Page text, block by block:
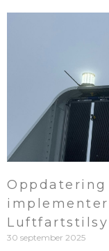
30 september 2025